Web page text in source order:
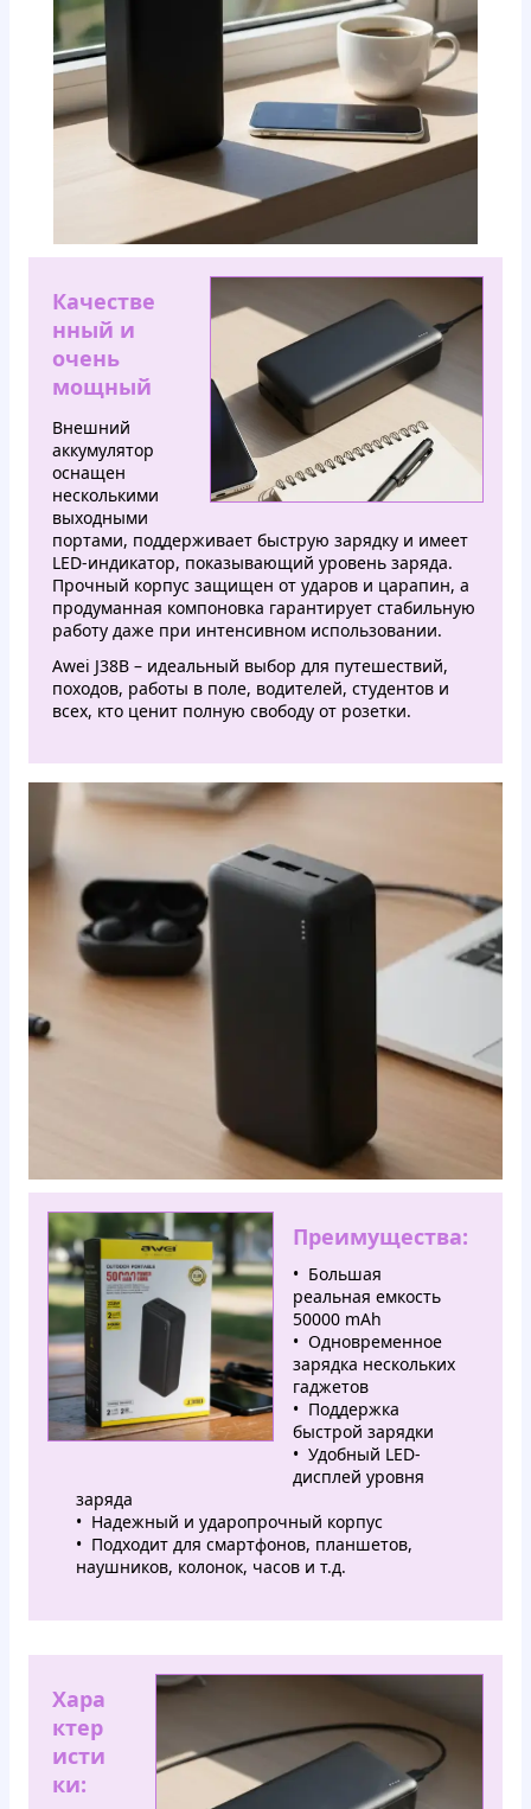
Качестве
нный и
очень
мощный
Внешний
аккумулятор
оснащен
несколькими
выходными
портами, поддерживает быструю зарядку и имеет
LED-индикатор, показывающий уровень заряда.
Прочный корпус защищен от ударов и царапин, а
продуманная компоновка гарантирует стабильную
работу даже при интенсивном использовании.
Awei J38B – идеальный выбор для путешествий,
походов, работы в поле, водителей, студентов и
всех, кто ценит полную свободу от розетки.
Преимущества:
Большая
реальная емкость
50000 mAh
Одновременное
зарядка нескольких
гаджетов
Поддержка
быстрой зарядки
Удобный LED-
дисплей уровня
заряда
Надежный и ударопрочный корпус
Подходит для смартфонов, планшетов,
наушников, колонок, часов и т.д.
Хара
ктер
исти
ки: